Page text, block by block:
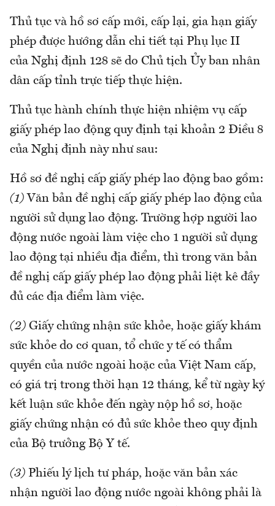
Thủ tục và hồ sơ cấp mới, cấp lại, gia hạn giấy
phép được hướng dẫn chi tiết tại Phụ lục II
của Nghị định 128 sẽ do Chủ tịch Ủy ban nhân
dân cấp tỉnh trực tiếp thực hiện.
Thủ tục hành chính thực hiện nhiệm vụ cấp
giấy phép lao động quy định tại khoản 2 Điều 8
của Nghị định này như sau:
Hồ sơ đề nghị cấp giấy phép lao động bao gồm:
(1) Văn bản đề nghị cấp giấy phép lao động của
người sử dụng lao động. Trường hợp người lao
động nước ngoài làm việc cho 1 người sử dụng
lao động tại nhiều địa điểm, thì trong văn bản
đề nghị cấp giấy phép lao động phải liệt kê đầy
đủ các địa điểm làm việc.
(2) Giấy chứng nhận sức khỏe, hoặc giấy khám
sức khỏe do cơ quan, tổ chức y tế có thẩm
quyền của nước ngoài hoặc của Việt Nam cấp,
có giá trị trong thời hạn 12 tháng, kể từ ngày ký
kết luận sức khỏe đến ngày nộp hồ sơ, hoặc
giấy chứng nhận có đủ sức khỏe theo quy định
của Bộ trưởng Bộ Y tế.
(3) Phiếu lý lịch tư pháp, hoặc văn bản xác
nhận người lao động nước ngoài không phải là